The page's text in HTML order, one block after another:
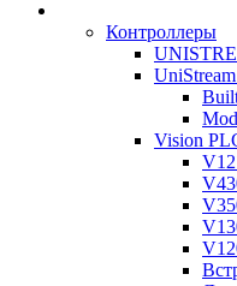
Контроллеры
Vision